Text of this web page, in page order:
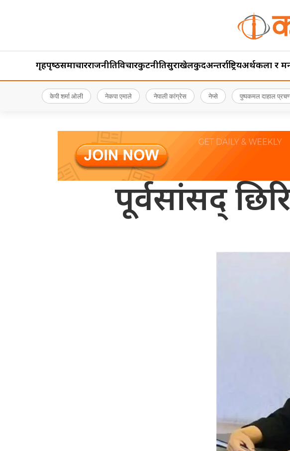
गृहपृष्‍ठसमाचारराजनीतिविचारकुटनीतिसुरक्षाखेलकुदअन्तर्राष्ट्रियअर्थकला र
केपी शर्मा ओली नेकपा एमाले नेपाली कांग्रेस नेप्से पुष्पकमल दाहाल
पूर्वसांसद्